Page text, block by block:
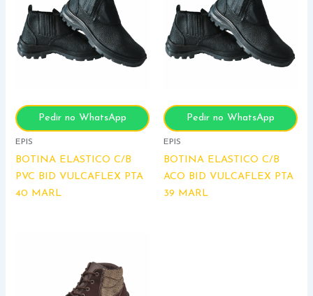
Pedir no WhatsApp
EPIS
BOTINA ELASTICO C/B
PVC BID VULCAFLEX PTA
40 MARL
Pedir no WhatsApp
EPIS
BOTINA ELASTICO C/B
ACO BID VULCAFLEX PTA
39 MARL